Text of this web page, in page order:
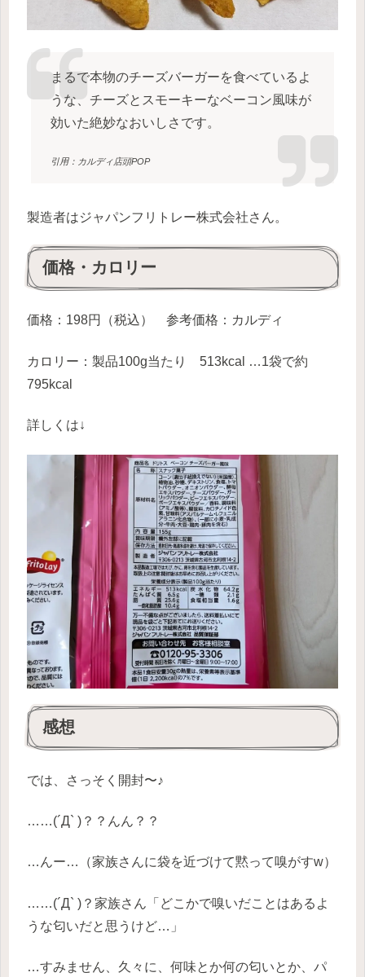
まるで本物のチーズバーガーを食べているよ
うな、チーズとスモーキーなベーコン風味が
効いた絶妙なおいしさです。
引用：カルディ店頭POP
製造者はジャパンフリトレー株式会社さん。
価格・カロリー
価格：198円（税込） 参考価格：カルディ
カロリー：製品100g当たり 513kcal …1袋で約
795kcal
詳しくは↓
感想
では、さっそく開封〜♪
……(´Д` )？？んん？？
…んー…（家族さんに袋を近づけて黙って嗅がすw）
……(´Д` )？家族さん「どこかで嗅いだことはあるよ
うな匂いだと思うけど…」
…すみません、久々に、何味とか何の匂いとか、パ